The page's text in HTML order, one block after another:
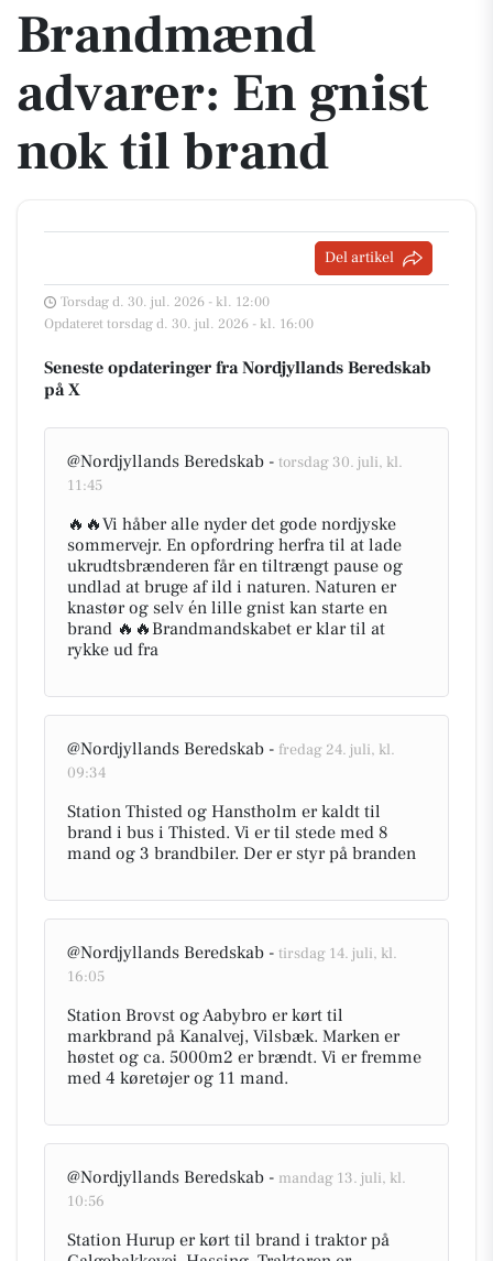
Brandmænd
advarer: En gnist
nok til brand
Del artikel
Torsdag d. 30. jul. 2026 - kl. 12:00
Opdateret torsdag d. 30. jul. 2026 - kl. 16:00
Seneste opdateringer fra Nordjyllands Beredskab
på X
@Nordjyllands Beredskab - torsdag 30. juli, kl.
11:45
🔥🔥Vi håber alle nyder det gode nordjyske
sommervejr. En opfordring herfra til at lade
ukrudtsbrænderen får en tiltrængt pause og
undlad at bruge af ild i naturen. Naturen er
knastør og selv én lille gnist kan starte en
brand 🔥🔥Brandmandskabet er klar til at
rykke ud fra
@Nordjyllands Beredskab - fredag 24. juli, kl.
09:34
Station Thisted og Hanstholm er kaldt til
brand i bus i Thisted. Vi er til stede med 8
mand og 3 brandbiler. Der er styr på branden
@Nordjyllands Beredskab - tirsdag 14. juli, kl.
16:05
Station Brovst og Aabybro er kørt til
markbrand på Kanalvej, Vilsbæk. Marken er
høstet og ca. 5000m2 er brændt. Vi er fremme
med 4 køretøjer og 11 mand.
@Nordjyllands Beredskab - mandag 13. juli, kl.
10:56
Station Hurup er kørt til brand i traktor på